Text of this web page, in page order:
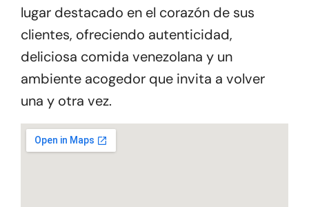
lugar destacado en el corazón de sus
clientes, ofreciendo autenticidad,
deliciosa comida venezolana y un
ambiente acogedor que invita a volver
una y otra vez.